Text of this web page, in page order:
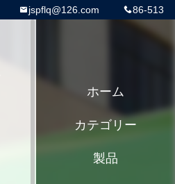
86-513
jspflq@126.com
ホーム
カテゴリー
製品